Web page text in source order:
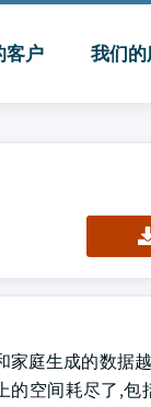
客户 我们的
家庭生成的数据
的空间耗尽了,包